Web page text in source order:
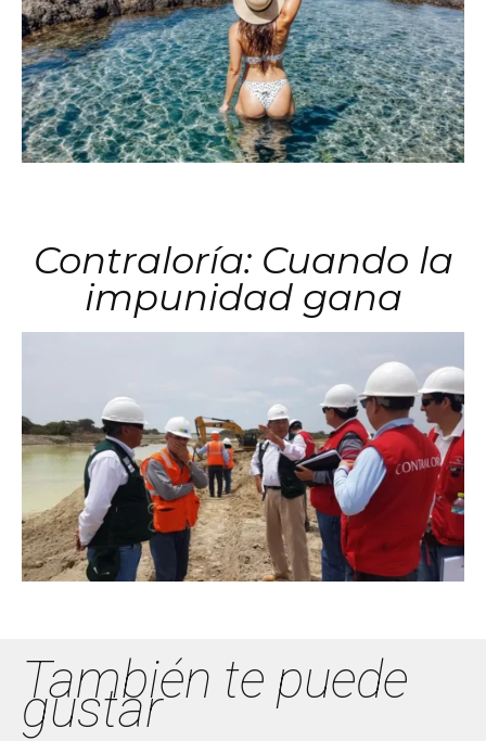
Contraloría: Cuando la
impunidad gana
También te puede
gustar